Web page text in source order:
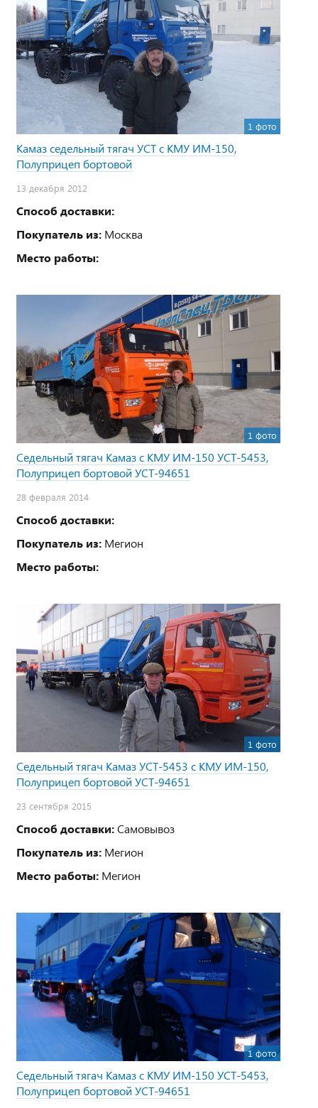
1 фото
Камаз седельный тягач УСТ с КМУ ИМ-150,
Полуприцеп бортовой
13 декабря 2012
Способ доставки:
Покупатель из: Москва
Место работы:
1 фото
Седельный тягач Камаз с КМУ ИМ-150 УСТ-5453,
Полуприцеп бортовой УСТ-94651
28 февраля 2014
Способ доставки:
Покупатель из: Мегион
Место работы:
1 фото
Седельный тягач Камаз УСТ-5453 с КМУ ИМ-150,
Полуприцеп бортовой УСТ-94651
23 сентября 2015
Способ доставки:Самовывоз
Покупатель из: Мегион
Место работы: Мегион
1 фото
Седельный тягач Камаз с КМУ ИМ-150 УСТ-5453,
Полуприцеп бортовой УСТ-94651